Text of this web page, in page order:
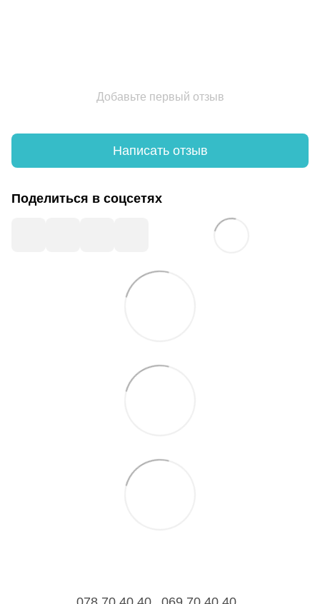
Добавьте первый отзыв
Написать отзыв
Поделиться в соцсетях